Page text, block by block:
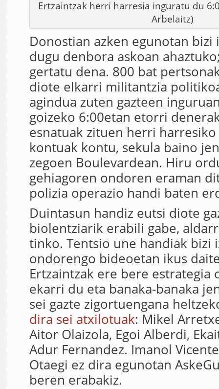
Ertzaintzak herri harresia inguratu du
Arbelaitz)
Donostian azken egunotan bizi
dugu denbora askoan
gertatu dena. 800 bat
diote elkarri militantzia
agindua zuten gazteen
goizeko 6:00etan etorri
esnatuak zituen herri
kontuak kontu, sekula baino
zegoen Boulevardean. Hiru
gehiagoren ondoren eraman
polizia operazio handi baten
Duintasun handiz eutsi diote
biolentziarik erabili gabe,
tinko. Tentsio une handiak bizi
ondorengo bideoetan ikus
Ertzaintzak ere bere estrategia
ekarri du eta banaka-banaka
sei gazte zigortuengana
dira sei atxilotuak: Mikel
Aitor Olaizola, Egoi Alberdi,
Adur Fernandez. Imanol
Otaegi ez dira egunotan
beren erabakiz.